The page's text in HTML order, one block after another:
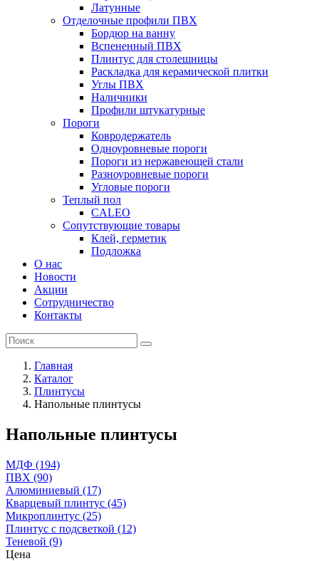
Латунные
Отделочные профили ПВХ
Бордюр на ванну
Вспененный ПВХ
Плинтус для столешницы
Раскладка для керамической плитки
Углы ПВХ
Наличники
Профили штукатурные
Пороги
Ковродержатель
Одноуровневые пороги
Пороги из нержавеющей стали
Разноуровневые пороги
Угловые пороги
Теплый пол
CALEO
Сопутствующие товары
Клей, герметик
Подложка
О нас
Новости
Акции
Сотрудничество
Контакты
Главная
Каталог
Плинтусы
Напольные плинтусы
Напольные плинтусы
МДФ (194)
ПВХ (90)
Алюминиевый (17)
Кварцевый плинтус (45)
Микроплинтус (25)
Плинтус с подсветкой (12)
Теневой (9)
Цена